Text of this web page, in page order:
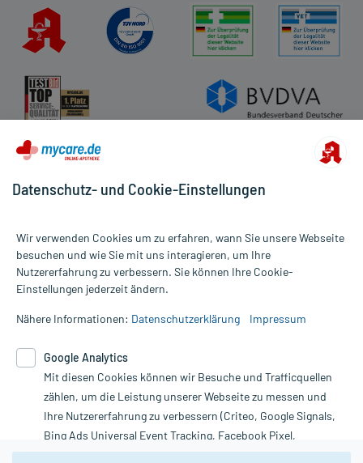
Alle Preise gelten inkl. MwSt., ggf. zzgl. Versandkosten
Informationen auf dieser Website werden ausschließlich für
die Untersuchung und Behandlung durch einen Arzt. Bitte
Therapien eingeleitet werden können. | Diese Webseite benutzt
Google Analytics. Lesen Sie bitte dazu die wichtigen Hinweise in
unserer Datenschutzerklärung. Für den Widerruf einer Bestellung
nutzen Sie das Formular:
Vertrag widerrufen
Datenschutz- und Cookie-Einstellungen
Wir verwenden Cookies um zu erfahren, wann Sie unsere Webseite
besuchen und wie Sie mit uns interagieren, um Ihre
Nutzererfahrung zu verbessern. Sie können Ihre Cookie-
Einstellungen jederzeit ändern.
Nähere Informationen: Datenschutzerklärung Impressum
Google Analytics
Mit diesen Cookies können wir Besuche und Trafficquellen
zählen, um die Leistung unserer Webseite zu messen und
Ihre Nutzererfahrung zu verbessern (Criteo, Google Signals,
Bing Ads Universal Event Tracking, Facebook Pixel,
Youtube-Social Plugin).